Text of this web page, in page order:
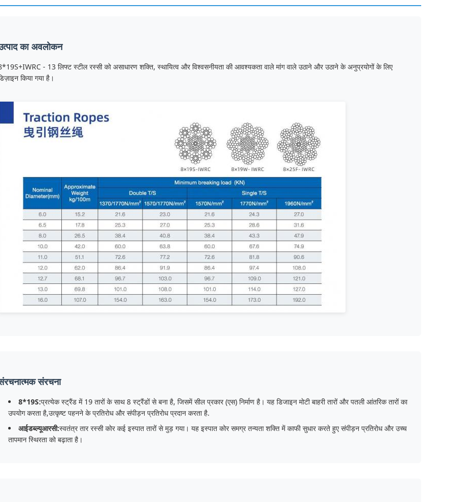
का अवलोकन
- 13 लिफ्ट स्टील रस्सी को असाधारण शक्ति, स्थायित्व और विश्वसनीयता की आवश्यकता वाले मांग वाले उठाने और उठाने के अनुप्रयोगों के लिए
किया गया है।
संरचना
8*19S:प्रत्येक स्ट्रैंड में 19 तारों के साथ 8 स्ट्रैंडों से बना है, जिसमें सील प्रकार (एस) निर्माण है। यह डिजाइन मोटी बाहरी तारों और पतली आंतरिक तारों का
उपयोग करता है,उत्कृष्ट पहनने के प्रतिरोध और संपीड़न प्रतिरोध प्रदान करता है.
आईडब्ल्यूआरसी:स्वतंत्र तार रस्सी कोर कई इस्पात तारों से मुड़ गया। यह इस्पात कोर समग्र तन्यता शक्ति में काफी सुधार करते हुए संपीड़न प्रतिरोध और उच्च
तापमान स्थिरता को बढ़ाता है।